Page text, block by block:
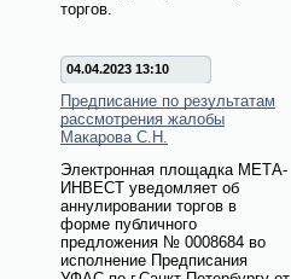
торгов.
04.04.2023 13:10
Предписание по результатам
рассмотрения жалобы
Макарова С.Н.
Электронная площадка МЕТА-
ИНВЕСТ уведомляет об
аннулировании торгов в
форме публичного
предложения № 0008684 во
исполнение Предписания